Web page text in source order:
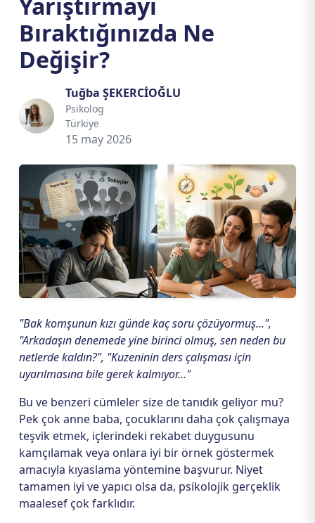
Bıraktığınızda Ne
Değişir?
Tuğba ŞEKERCİOĞLU
Psikolog
Türkiye
15 may 2026
"Bak komşunun kızı günde kaç soru çözüyormuş...",
"Arkadaşın denemede yine birinci olmuş, sen neden bu
netlerde kaldın?", "Kuzeninin ders çalışması için
uyarılmasına bile gerek kalmıyor..."
Bu ve benzeri cümleler size de tanıdık geliyor mu?
Pek çok anne baba, çocuklarını daha çok çalışmaya
teşvik etmek, içlerindeki rekabet duygusunu
kamçılamak veya onlara iyi bir örnek göstermek
amacıyla kıyaslama yöntemine başvurur. Niyet
tamamen iyi ve yapıcı olsa da, psikolojik gerçeklik
maalesef çok farklıdır.